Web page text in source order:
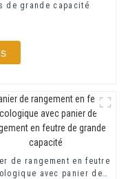
de grande capacité
de rangement en feutre
avec panier de